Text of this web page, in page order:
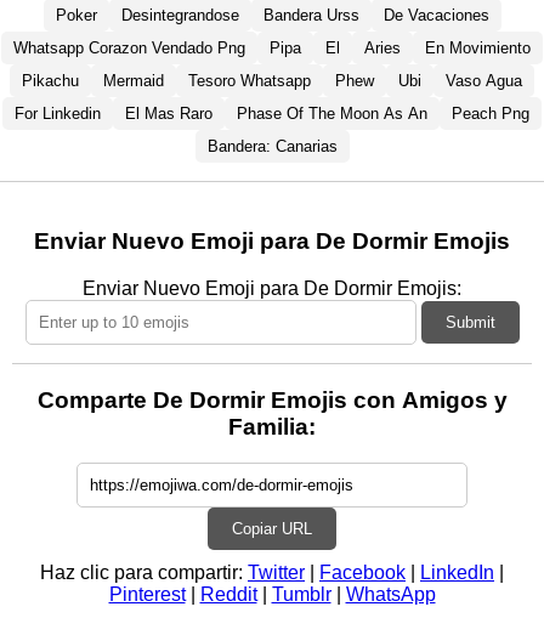
Poker Desintegrandose Bandera Urss
De Vacaciones
Whatsapp Corazon Vendado Png
Pipa El Aries
En Movimiento
Pikachu
Mermaid Tesoro Whatsapp Phew Ubi
Vaso Agua
For Linkedin
El Mas Raro Phase Of The Moon As An
Peach Png
Bandera: Canarias
Enviar Nuevo Emoji para De Dormir Emojis
Enviar Nuevo Emoji para De Dormir Emojis:
Submit
Comparte De Dormir Emojis con Amigos y
Familia:
Copiar URL
Haz clic para compartir: Twitter Facebook LinkedIn
Pinterest| Reddit| Tumblr| WhatsApp